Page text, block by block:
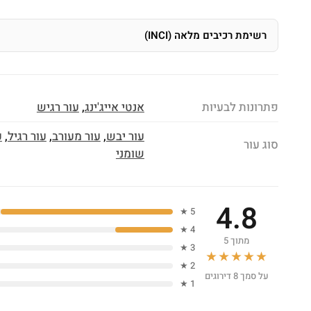
רשימת רכיבים מלאה (INCI)
פתרונות לבעיות אנטי אייג'ינג,עור רגיש
סוג עור עור יבש,עור מעורב,עור רגיל,
שומני
4.8
מתוך 5
★★★★★
על סמך 8 דירוגים
5 ★
4 ★
3 ★
2 ★
1 ★